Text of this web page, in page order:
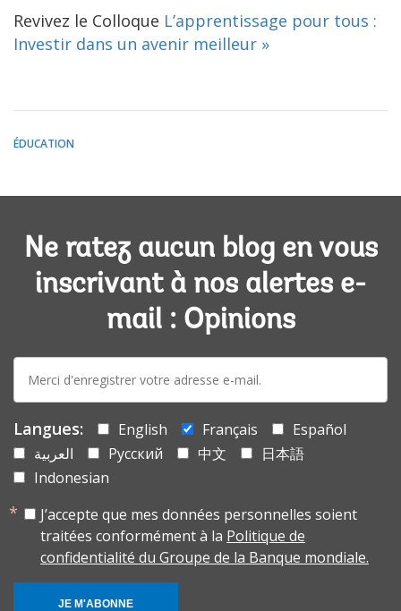
Revivez le Colloque L’apprentissage pour tous :
Investir dans un avenir meilleur »
ÉDUCATION
Ne ratez aucun blog en vous
inscrivant à nos alertes e-
mail : Opinions
mail:
Langues: English Français
Español
العربية
Русский 中文
日本語
Indonesian
J’accepte que mes données personnelles soient
traitées conformément à la Politique de
confidentialité du Groupe de la Banque mondiale.
JE M'ABONNE